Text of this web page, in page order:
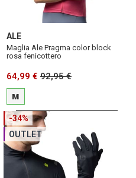
ALE
Maglia Ale Pragma color block
rosa fenicottero
64,99 € 92,95 €
M
-34%
OUTLET